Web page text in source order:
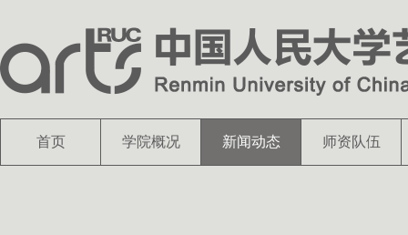
首页 学院概况 新闻动态 师资队伍